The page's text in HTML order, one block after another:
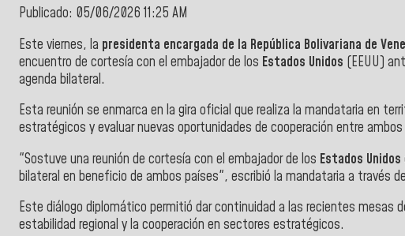
Publicado: 05/06/2026 11:25 AM
Este viernes, la presidenta encargada de la República Bolivariana de
encuentro de cortesía con el embajador de los Estados Unidos (EEUU)
agenda bilateral.
Esta reunión se enmarca en la gira oficial que realiza la mandataria en
estratégicos y evaluar nuevas oportunidades de cooperación entre
"Sostuve una reunión de cortesía con el embajador de los Estados Unidos
bilateral en beneficio de ambos países", escribió la mandataria a través
Este diálogo diplomático permitió dar continuidad a las recientes mesas
estabilidad regional y la cooperación en sectores estratégicos.